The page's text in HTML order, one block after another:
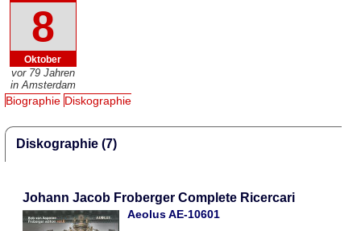
8
Oktober
vor 79 Jahren
in Amsterdam
Biographie Diskographie
Diskographie (7)
Johann Jacob Froberger Complete Ricercari
Aeolus AE-10601